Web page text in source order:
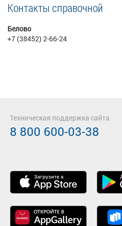
Контакты справочной
Белово
+7 (38452) 2-66-24
Техническая поддержка сайта
8 800 600-03-38